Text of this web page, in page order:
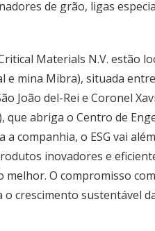
de grão, ligas
Materials N.V. estão
mina Mibra), situada
João del-Rei e Coronel
abriga o Centro de
companhia, o ESG vai
inovadores e
O compromisso
crescimento sustentável